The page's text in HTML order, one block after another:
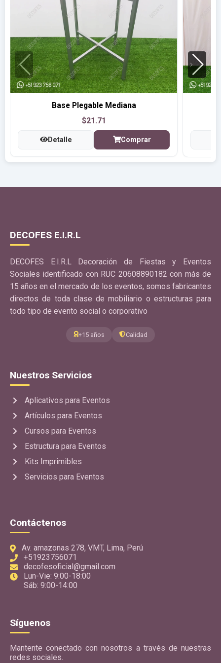
Base Plegable Mediana
$21.71
Detalle Comprar
DECOFES E.I.R.L
DECOFES E.I.R.L Decoración de Fiestas y Eventos
Sociales identificado con RUC 20608890182 con más de
15 años en el mercado de los eventos, somos fabricantes
directos de toda clase de mobiliario o estructuras para
todo tipo de evento social o corporativo
+15 años Calidad
Nuestros Servicios
Aplicativos para Eventos
Artículos para Eventos
Cursos para Eventos
Estructura para Eventos
Kits Imprimibles
Servicios para Eventos
Contáctenos
Av. amazonas 278, VMT, Lima, Perú
+51923756071
decofesoficial@gmail.com
Lun-Vie: 9:00-18:00
Sáb: 9:00-14:00
Síguenos
Mantente conectado con nosotros a través de nuestras
redes sociales.